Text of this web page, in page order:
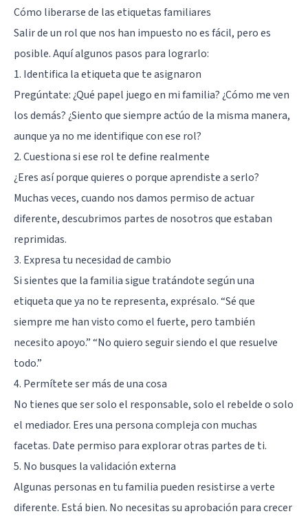
Cómo liberarse de las etiquetas familiares
Salir de un rol que nos han impuesto no es fácil, pero es
posible. Aquí algunos pasos para lograrlo:
1. Identifica la etiqueta que te asignaron
Pregúntate: ¿Qué papel juego en mi familia? ¿Cómo me ven
los demás? ¿Siento que siempre actúo de la misma manera,
aunque ya no me identifique con ese rol?
2. Cuestiona si ese rol te define realmente
¿Eres así porque quieres o porque aprendiste a serlo?
Muchas veces, cuando nos damos permiso de actuar
diferente, descubrimos partes de nosotros que estaban
reprimidas.
3. Expresa tu necesidad de cambio
Si sientes que la familia sigue tratándote según una
etiqueta que ya no te representa, exprésalo. “Sé que
siempre me han visto como el fuerte, pero también
necesito apoyo.” “No quiero seguir siendo el que resuelve
todo.”
4. Permítete ser más de una cosa
No tienes que ser solo el responsable, solo el rebelde o solo
el mediador. Eres una persona compleja con muchas
facetas. Date permiso para explorar otras partes de ti.
5. No busques la validación externa
Algunas personas en tu familia pueden resistirse a verte
diferente. Está bien. No necesitas su aprobación para crecer